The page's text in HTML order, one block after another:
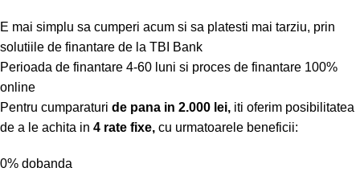
E mai simplu sa cumperi acum si sa platesti mai tarziu, prin
solutiile de finantare de la TBI Bank
Perioada de finantare 4-60 luni si proces de finantare 100%
online
Pentru cumparaturi de pana in 2.000 lei, iti oferim posibilitatea
de a le achita in 4 rate fixe, cu urmatoarele beneficii:
0% dobanda